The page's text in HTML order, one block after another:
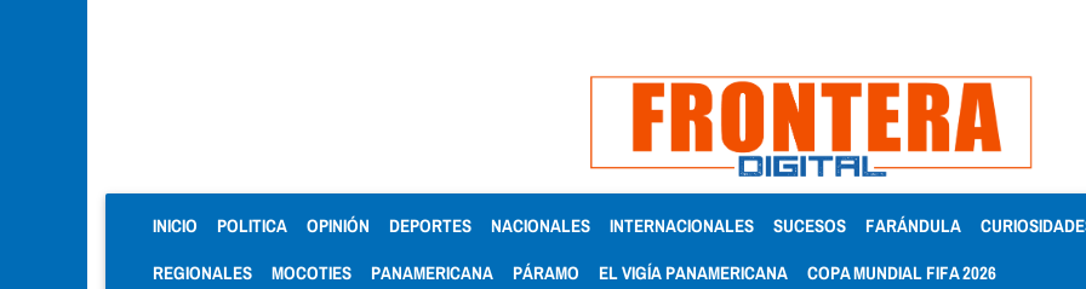
INICIO (CURRENT)
POLITICA OPINIÓN DEPORTES NACIONALES INTERNACIONALES SUCESOS FARÁNDULA
REGIONALES MOCOTIES PANAMERICANA PÁRAMO EL VIGÍA PANAMERICANA COPA MUNDIAL FIFA 2026